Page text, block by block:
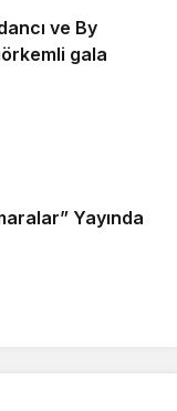
ve By
gala
Yayında